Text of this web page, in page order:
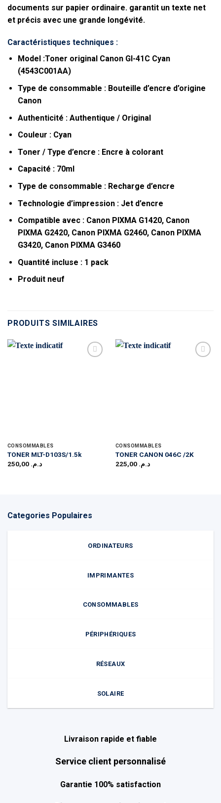
documents sur papier ordinaire. garantit un texte net
et précis avec une grande longévité.
Caractéristiques techniques :
Model :Toner original Canon GI-41C Cyan
(4543C001AA)
Type de consommable : Bouteille d’encre d’origine
Canon
Authenticité : Authentique / Original
Couleur : Cyan
Toner / Type d’encre : Encre à colorant
Capacité : 70ml
Type de consommable : Recharge d’encre
Technologie d’impression : Jet d’encre
Compatible avec : Canon PIXMA G1420, Canon
PIXMA G2420, Canon PIXMA G2460, Canon PIXMA
G3420, Canon PIXMA G3460
Quantité incluse : 1 pack
Produit neuf
PRODUITS SIMILAIRES
CONSOMMABLES
TONER MLT-D103S/1.5k
د.م. 250,00
CONSOMMABLES
TONER CANON 046C /2K
د.م. 225,00
Categories Populaires
ORDINATEURS
IMPRIMANTES
CONSOMMABLES
PÉRIPHÉRIQUES
RÉSEAUX
SOLAIRE
Livraison rapide et fiable
Service client personnalisé
Garantie 100% satisfaction